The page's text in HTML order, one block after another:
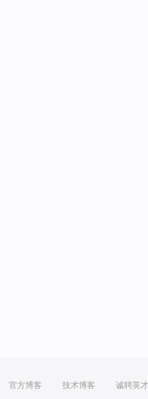
官方博客 技术博客 诚聘英才